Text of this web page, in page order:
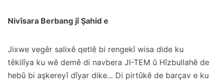
Nivîsara Berbang jî Şahid e
Jixwe vegêr salixê qetlê bi rengekî wisa dide ku
têkilîya ku wê demê di navbera JI-TEM û Hîzbullahê de
hebû bi aşkereyî dîyar dike... Di pirtûkê de barçav e ku